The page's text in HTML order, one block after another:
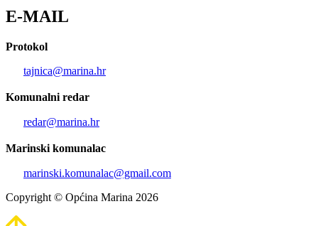
E-MAIL
Protokol
tajnica@marina.hr
Komunalni redar
redar@marina.hr
Marinski komunalac
marinski.komunalac@gmail.com
Copyright © Općina Marina 2026